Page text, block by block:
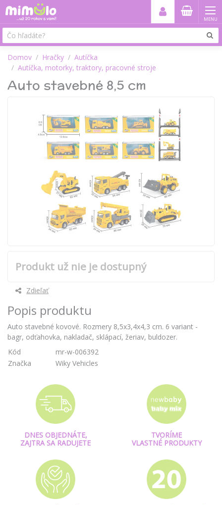
MENU
Domov Hračky
Autíčka
Autíčka, motorky, traktory, pracovné stroje
Auto stavebné 8,5 cm
Produkt už nie je dostupný
Zdieľať
Popis produktu
Auto stavebné kovové. Rozmery 8,5x3,4x4,3 cm. 6 variant -
bagr, odťahovka, nakladač, sklápací, žeriav, buldozer.
Kód
mr-w-006392
Značka
Wiky Vehicles
DNES OBJEDNÁTE,
ZAJTRA SA RADUJETE
TVORÍME
VLASTNÉ PRODUKTY